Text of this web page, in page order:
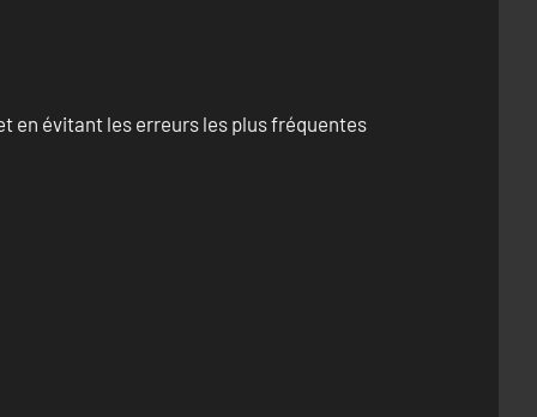
en évitant les erreurs les plus fréquentes